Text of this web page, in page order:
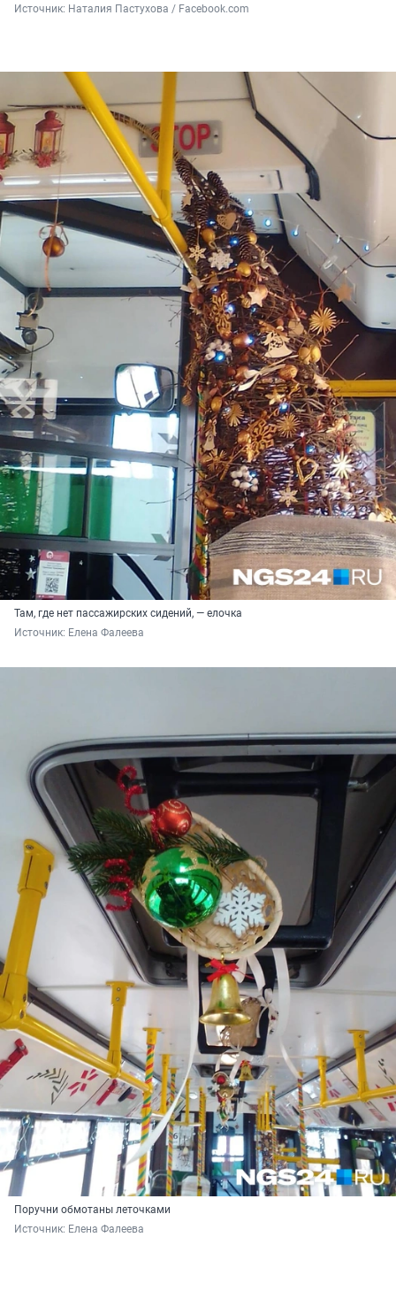
Источник: Наталия Пастухова / Facebook.com
Там, где нет пассажирских сидений, — елочка
Источник: Елена Фалеева
Поручни обмотаны леточками
Источник: Елена Фалеева